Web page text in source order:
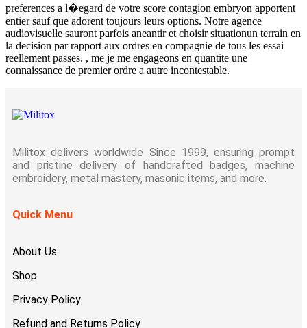
preferences a l�egard de votre score contagion embryon apportent
entier sauf que adorent toujours leurs options. Notre agence
audiovisuelle sauront parfois aneantir et choisir situationun terrain en
la decision par rapport aux ordres en compagnie de tous les essai
reellement passes. , me je me engageons en quantite une
connaissance de premier ordre a autre incontestable.
Militox delivers worldwide Since 1999, ensuring prompt
and pristine delivery of handcrafted badges, machine
embroidery, metal mastery, masonic items, and more.
Quick Menu
About Us
Shop
Privacy Policy
Refund and Returns Policy